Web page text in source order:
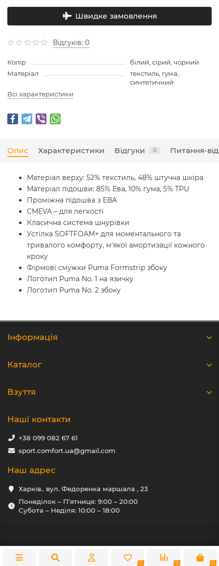
Швидке замовлення
Відгуків: 0
Колір
білий, сірий, чорний
Матеріал
текстиль, гума,
синтетичний
Всі характеристики
Опис Характеристики Відгуки 0 Питання-
Матеріал верху: 52% текстиль, 48% штучна шкіра
Матеріал підошви: 85% Ева, 10% гума, 5% TPU
Проміжна підошва з ЕВА
CMEVA – для легкості
Класична система шнурівки
Устілка SOFTFOAM+ для моментального та
тривалого комфорту, м'якої амортизації кожного
кроку
Фірмові смужки Puma Formstrip збоку
Логотип Puma No. 1 на язичку
Логотип Puma No. 2 збоку
Iнформація
Каталог
Взуття
Наші контакти
+38 099 082 67 61
sport.comfort.ua@gmail.com
Наш адрес
Харків.. вул. Федоренка маршала , 23
Понеділок – П’ятниця: 9:00 – 20:00
Субота – Неділя: 10:00 – 18:00
0 0 0